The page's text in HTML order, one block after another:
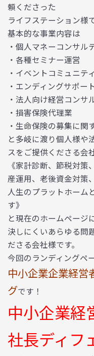
頼くださった
ライフステーション様
基本的な事業内容は
・個人マネーコンサル
・各種セミナー運営
・イベントコミュニテ
・エンディングサポー
・法人向け経営コンサ
・損害保険代理業
・生命保険の募集に関
と多岐に渡り個人様や
スをご提供くださる会
《家計診断、節税対
産運用、老後資金対策
人生のプラットホーム
す》
と現在のホームページ
決しにくいあらゆる問
ださる会社様です。
今回のランディングペ
中小企業企業経営
グです！
中小企業経
社長ディフ